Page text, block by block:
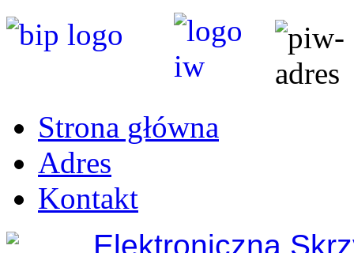
Strona główna
Adres
Kontakt
Elektroniczna